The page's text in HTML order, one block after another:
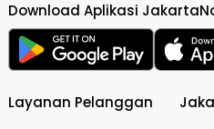
Download Aplikasi
Layanan Pelanggan